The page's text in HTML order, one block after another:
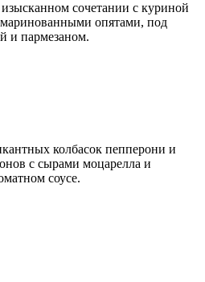
сочетании с куриной
опятами, под
и пармезаном.
колбасок пепперони и
с сырами моцарелла и
соусе.